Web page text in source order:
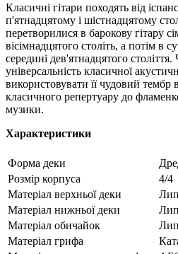
Класичні гітари походять від
п'ятнадцятому і шістнадцятому
перетворилися в барокову гітару
вісімнадцятого століть, а потім в
середині дев'ятнадцятого
універсальність класичної
використовувати її чудовий тембр
класичного репертуару до
музики.
Характеристики
Форма деки
Розмір корпуса
4/4
Матеріал верхньої деки
Матеріал нижньої деки
Матеріал обичайок
Матеріал грифа